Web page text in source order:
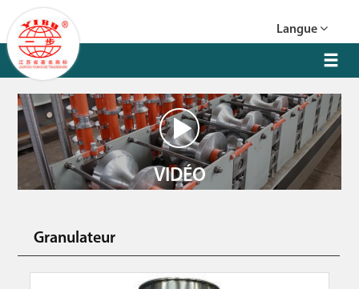
Langue
VIDÉO
Granulateur